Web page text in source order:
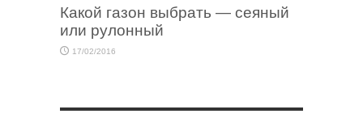
Какой газон выбрать — сеяный
или рулонный
17/02/2016